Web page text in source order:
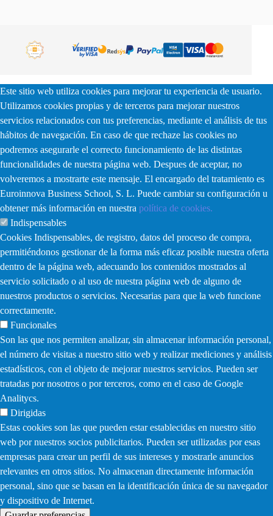
Este sitio web utiliza cookies para mejorar tu experiencia de usuario.
Utilizamos cookies propias y de terceros para mejorar nuestros
servicios relacionados con tus preferencias, mediante el análisis de tus
hábitos de navegación. En caso de que rechaze las cookies no
podremos asegurarle el correcto funcionamiento de las distintas
funcionalidades de nuestra página web. Despues de aceptar, no
volveremos a mostrarte este mensaje. El encargado del tratamiento es
Euroinnova Business School, S. L. Puede cambiar su configuración u
obtener más información en nuestra política de cookies.
Indispensables
Cookies Indispensables, de registro, datos del proceso de compra,
permitiéndonos gestionar de la forma más eficaz posible nuestra oferta
dentro de la página web, adecuando los contenidos mostrados al
servicio solicitado o al uso de nuestra página web de alguno de
nuestros productos o servicios. Necesarias para que la web funcione
correctamente.
Funcionales
Son las que nos permiten analizar, sin almacenar información personal,
el número de visitas a nuestro sitio web y realizar mediciones y análisis
estadísticos, con el objeto de mejorar nuestros servicios. Pueden ser
tratadas por nosotros o por terceros, como en el caso de Google
Analitycs.
Dirigidas
Estas cookies son las que pueden estar establecidas en nuestro sitio
web por nuestros socios publicitarios. Pueden ser utilizadas por esas
empresas para crear un perfil de sus intereses y mostrarle anuncios
relevantes en otros sitios. No almacenan directamente información
personal, sino que se basan en la identificación única de su navegador
y dispositivo de Internet.